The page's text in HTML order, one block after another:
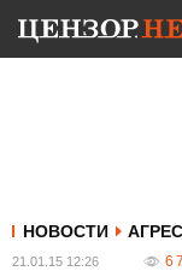
НОВОСТИ
21.01.15 12:26 6